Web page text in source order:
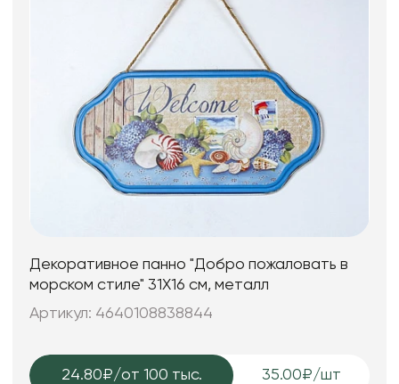
Декоративное панно "Добро пожаловать в
морском стиле" 31X16 см, металл
Артикул: 4640108838844
24.80₽/от 100 тыс. 35.00₽/шт